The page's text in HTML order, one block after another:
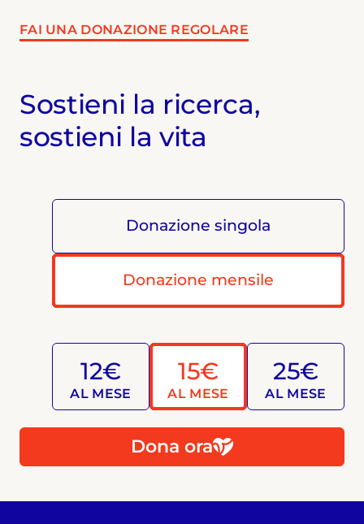
FAI UNA DONAZIONE REGOLARE
Sostieni la ricerca,
sostieni la vita
Donazione singola
Donazione mensile
12€
AL MESE
15€
AL MESE
25€
AL MESE
Dona ora